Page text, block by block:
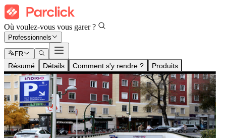
Où voulez-vous vous garer ?
Professionnels
FR
Résumé Détails Comment s'y rendre ? Produits